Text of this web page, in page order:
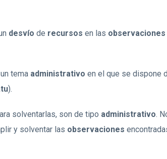
desvío de recursos en las observaciones
tema administrativo en el que se dispone
).
solventarlas, son de tipo administrativo.
y solventar las observaciones